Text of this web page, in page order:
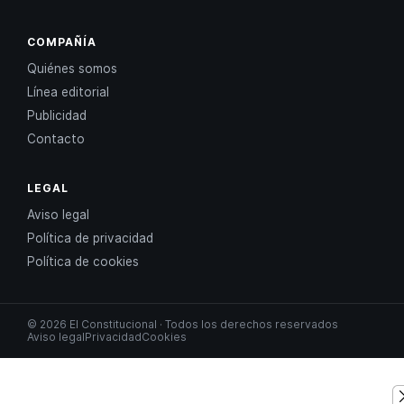
COMPAÑÍA
Quiénes somos
Línea editorial
Publicidad
Contacto
LEGAL
Aviso legal
Política de privacidad
Política de cookies
© 2026 El Constitucional · Todos los derechos reservados
Aviso legalPrivacidadCookies